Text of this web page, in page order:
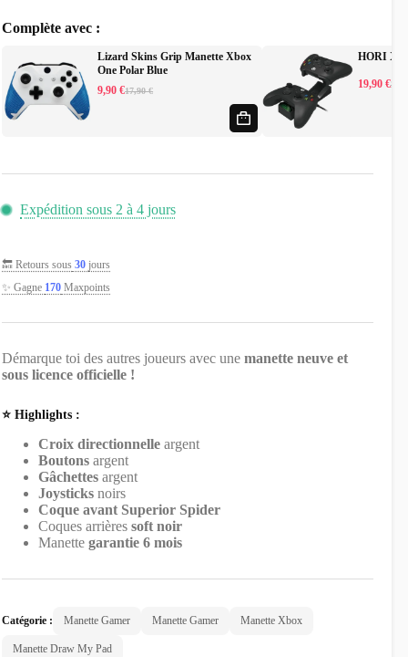
Complète avec :
Lizard Skins Grip Manette Xbox
One Polar Blue
17,90€
Le
9,90€Le
HORI
Le
19,90 €Le
Expédition sous 2 à 4 jours
🔙 Retours sous 30jours
✨ Gagne 170 Maxpoints
Démarque toi des autres joueurs avec une manette neuve et
sous licence officielle !
⭐️ Highlights :
Croix directionnelle argent
Boutons argent
Gâchettes argent
Joysticks noirs
Coque avant Superior Spider
Coques arrièressoft noir
Manettegarantie 6 mois
Catégorie : Manette Gamer Manette Gamer Manette Xbox
Manette Draw My Pad